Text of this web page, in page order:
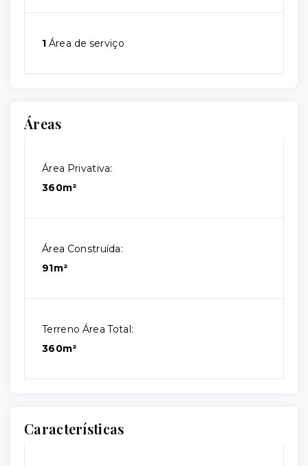
1 Área de serviço
Áreas
Área Privativa:
360m²
Área Construída:
91m²
Terreno Área Total:
360m²
Características